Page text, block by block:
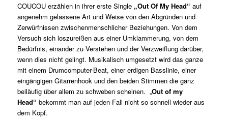
COUCOU erzählen in ihrer erste Single „Out Of My Head“ auf
angenehm gelassene Art und Weise von den Abgründen und
Zerwürfnissen zwischenmenschlicher Beziehungen. Von dem
Versuch sich loszureißen aus einer Umklammerung, von dem
Bedürfnis, einander zu Verstehen und der Verzweiflung darüber,
wenn dies nicht gelingt. Musikalisch umgesetzt wird das ganze
mit einem Drumcomputer-Beat, einer erdigen Basslinie, einer
eingängigen Gitarrenhook und den beiden Stimmen die ganz
beiläufig über allem zu schweben scheinen. „Out of my
Head“ bekommt man auf jeden Fall nicht so schnell wieder aus
dem Kopf.